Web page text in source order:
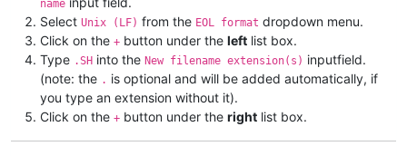
name
Select Unix (LF) from the EOL format dropdown menu.
Click on the + button under the left list box.
Type .SH into the New filename extension(s) inputfield.
(note: the . is optional and will be added automatically, if
you type an extension without it).
Click on the + button under the right list box.